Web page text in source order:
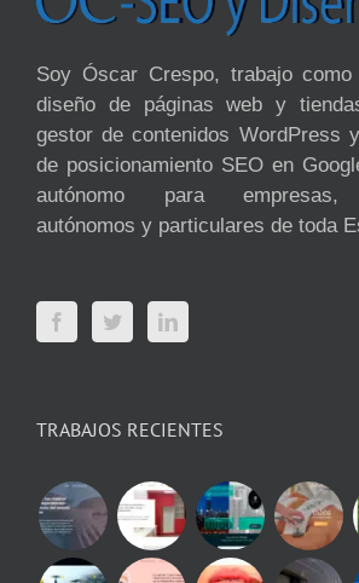
Soy Óscar Crespo, trabajo
diseño de páginas web y
gestor de contenidos WordPress
de posicionamiento SEO en
autónomo para empresas,
autónomos y particulares de toda
TRABAJOS RECIENTES